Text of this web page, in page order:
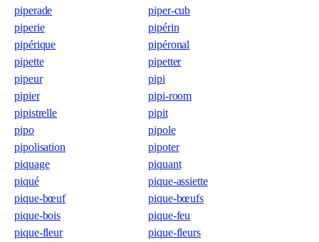
piperade
piper-cub
piperie
pipérin
pipérique
pipéronal
pipette
pipetter
pipeur
pipi
pipier
pipi-room
pipistrelle
pipit
pipo
pipole
pipolisation
pipoter
piquage
piquant
piqué
pique-assiette
pique-bœuf
pique-bœufs
pique-bois
pique-feu
pique-fleur
pique-fleurs